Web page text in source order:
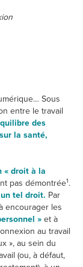
Sous
entre le travail
des
la santé,
« droit à la
pas démontrée1.
tel droit. Par
encourager les
» et à
au travail
», au sein du
(ou, à défaut,